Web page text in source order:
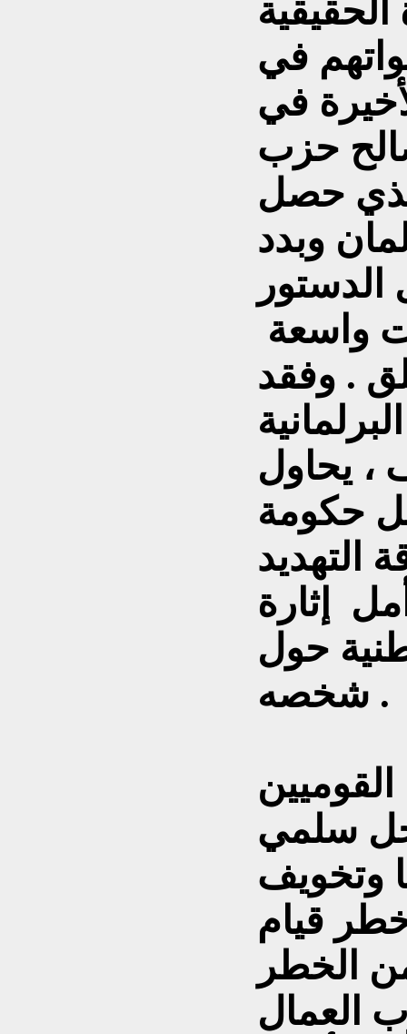
في
في
حزب
حصل
وبدد
الدستور
واسعة
. وفقد
، يحاول
حكومة
التهديد
إثارة
حول
شخصه .
حل سلمي
وتخويف
قيام
الخطر
العمال